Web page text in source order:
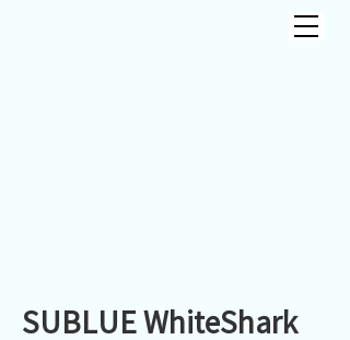
SUBLUE WhiteShark